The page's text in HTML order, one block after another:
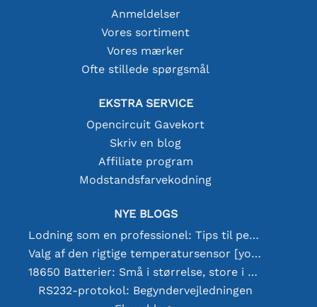
Anmeldelser
Vores sortiment
Vores mærker
Ofte stillede spørgsmål
EKSTRA SERVICE
Opencircuit Gavekort
Skriv en blog
Affiliate program
Modstandsfarvekodning
NYE BLOGS
Lodning som en professionel: Tips til perfekte elektroniske forbindelser
Valg af den rigtige temperatursensor [youtube]
18650 Batterier: Små i størrelse, store i ydeevne
RS232-protokol: Begyndervejledningen